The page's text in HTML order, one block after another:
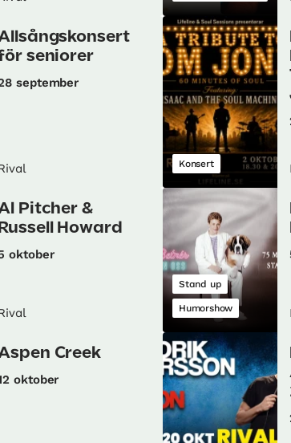
seniorer
september
Konsert
Pitcher &
Russell Howard
oktober
Stand up
Humorshow
Creek
oktober